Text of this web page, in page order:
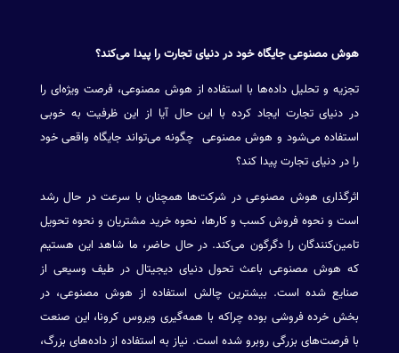
هوش مصنوعی جایگاه خود در دنیای تجارت را پیدا می‌کند؟
تجزیه و تحلیل داده‌ها با استفاده از هوش مصنوعی، فرصت ویژه‌ای را
در دنیای تجارت ایجاد کرده با این حال آیا از این ظرفیت به خوبی
استفاده می‌شود و هوش مصنوعی چگونه می‌تواند جایگاه واقعی خود
را در دنیای تجارت پیدا کند؟
اثرگذاری هوش مصنوعی در شرکت‌ها همچنان با سرعت در حال رشد
است و نحوه فروش کسب و کارها، نحوه خرید مشتریان و نحوه تحویل
تامین‌کنندگان را دگرگون می‌کند. در حال حاضر‌، ما شاهد این هستیم
که هوش مصنوعی باعث تحول دنیای دیجیتال در طیف وسیعی از
صنایع شده است. بیشترین چالش استفاده از هوش مصنوعی، در
بخش خرده فروشی بوده چراکه با همه‌گیری ویروس کرونا، این صنعت
با فرصت‌های بزرگی روبرو شده است. نیاز به استفاده از داده‌های بزرگ،